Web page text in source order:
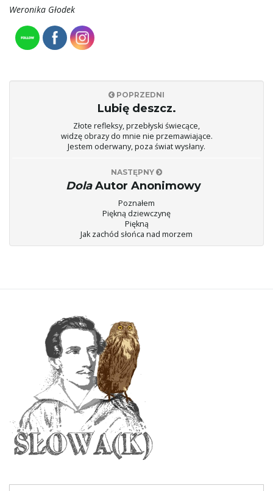
Weronika Głodek
POPRZEDNI
Lubię deszcz.
Złote refleksy, przebłyski świecące,
widzę obrazy do mnie nie przemawiające.
Jestem oderwany, poza świat wysłany.
NASTĘPNY
DolaAutor Anonimowy
Poznałem
Piękną dziewczynę
Piękną
Jak zachód słońca nad morzem